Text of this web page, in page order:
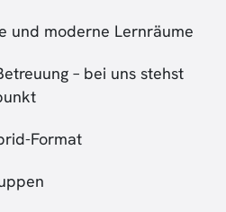
und moderne Lernräume
– bei uns stehst
Format